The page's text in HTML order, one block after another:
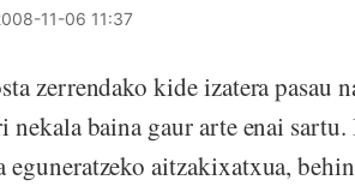
11-06 11:37
zerrendako kide izatera pasau
nekala baina gaur arte enai
aitzakixatxua,